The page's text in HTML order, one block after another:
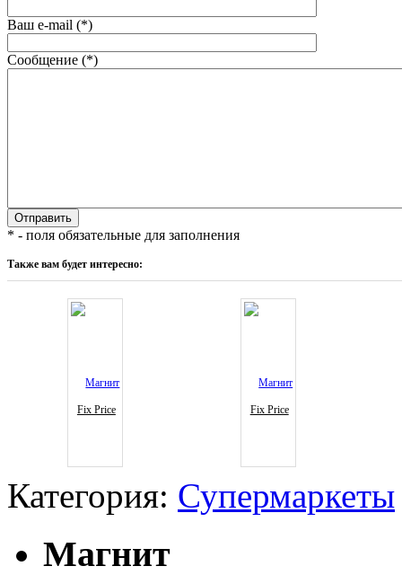
Ваш e-mail (*)
Сообщение (*)
* - поля обязательные для заполнения
Также вам будет интересно:
Fix Price Fix Price
Категория: Супермаркеты
Магнит